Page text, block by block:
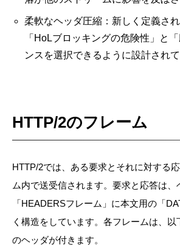
柔軟なヘッダ圧縮：新しく定義され
「HoLブロッキングの危険性」と
ンスを選択できるように設計されて
HTTP/2のフレーム
HTTP/2では、ある要求とそれに対する
ム内で送受信されます。要求と応答は、
「HEADERSフレーム」に本文用の「
く構造をしています。各フレームは、以
のヘッダが付きます。